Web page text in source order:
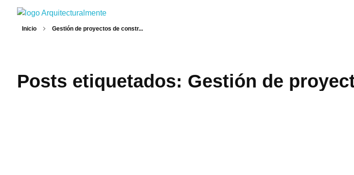
Arquitecturalmente
Inicio Gestión de proyectos de constr...
Posts etiquetados: Gestión de